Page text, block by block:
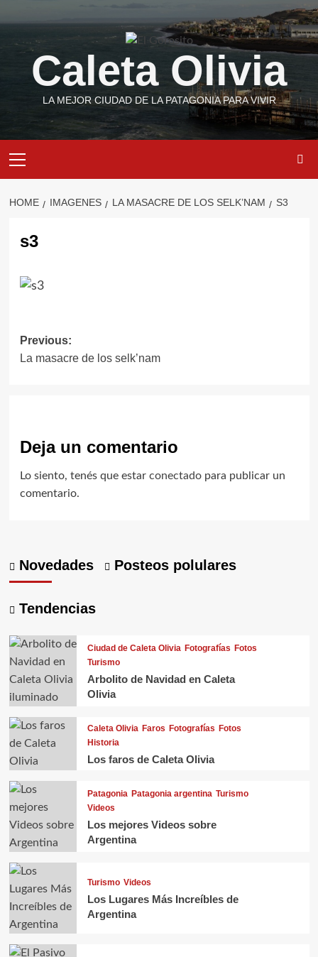
to
content
Caleta Olivia
LA MEJOR CIUDAD DE LA PATAGONIA PARA VIVIR
Menu
HOME IMAGENES LA MASACRE DE LOS SELK’NAM S3
s3
Post
navigation
Previous:
La masacre de los selk’nam
Deja un comentario
Lo siento, tenés que estar conectadopara publicar un
comentario.
Novedades Posteos polulares
Tendencias
Ciudad de Caleta Olivia Fotografías Fotos
Turismo
Arbolito de Navidad en Caleta
Olivia
Caleta Olivia Faros Fotografías Fotos
Historia
Los faros de Caleta Olivia
Patagonia Patagonia argentina Turismo
Videos
Los mejores Videos sobre
Argentina
Turismo Videos
Los Lugares Más Increíbles de
Argentina